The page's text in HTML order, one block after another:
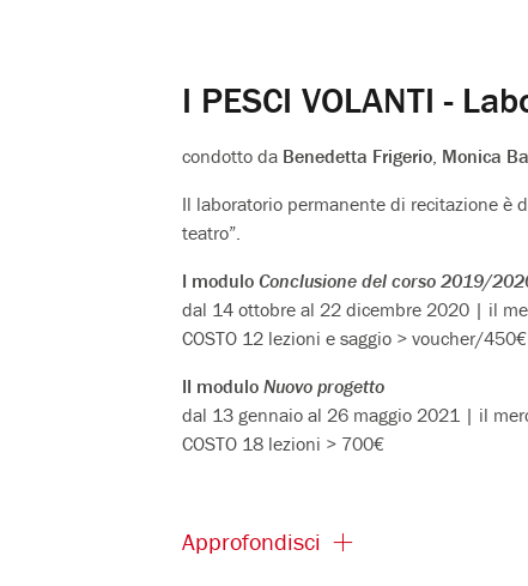
I PESCI VOLANTI -
condotto da Benedetta Frigerio Monica
Il laboratorio permanente di recitazione è
teatro”.
I modulo Conclusione del corso 2019/
dal 14 ottobre al 22 dicembre 2020 | il
COSTO 12 lezioni e saggio > voucher/450€
II modulo Nuovo progetto
dal 13 gennaio al 26 maggio 2021 | il
COSTO 18 lezioni > 700€
Approfondisci